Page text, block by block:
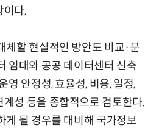
이다.
체할 현실적인 방안도 비교·분
임대와 공공 데이터센터 신축
영 안정성, 효율성, 비용, 일정,
성 등을 종합적으로 검토한다.
게 될 경우를 대비해 국가정보